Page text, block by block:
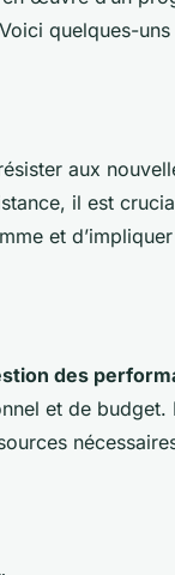
quelques-
aux
il est
et
des
et de